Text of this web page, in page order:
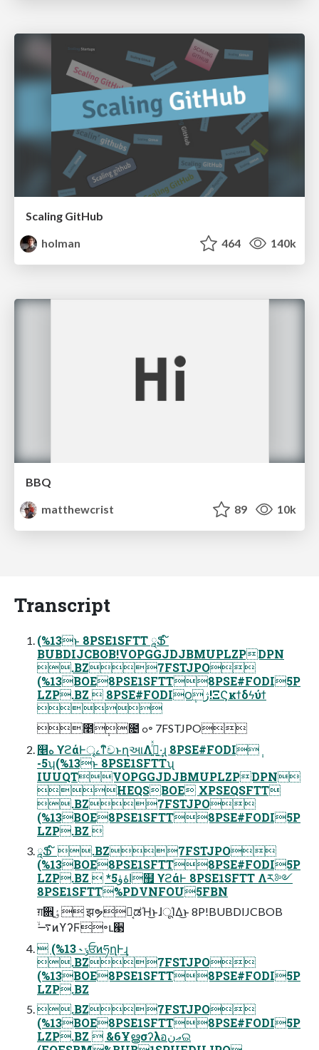
Scaling GitHub
holman
464 140k
BBQ
matthewcrist
89 10k
Transcript
(%13ͱ 8PSE1SFTT ཱՖ ໌
BUBDIJCBOB!VOPGGJDJBMUPLZPDPN
.BZ7FSTJPO
(%13BOE8PSE1SFTT8PSE#FODI5P
LZP.BZ  8PSE#FODI౦ژ݄!ΞϚκϯδϟύϯ

೥݄೔ ߋ৽ 7FSTJPO
௥ه ϒϩάͰৄࡉͳิචͱղઆΛߦ͍ͬͯ·͢ɻ 8PSE#FODI݄
-5ʮ(%13ͱ 8PSE1SFTTʯ
IUUQTVOPGGJDJBMUPLZPDPN
HEQSBOE XPSEQSFTT
.BZ7FSTJPO
(%13BOE8PSE1SFTT8PSE#FODI5P
LZP.BZ 
ཱՖ ໌ .BZ7FSTJPO
(%13BOE8PSE1SFTT8PSE#FODI5P
LZP.BZ  *5اۀۈ຿ ϒϩάͰ 8PSE1SFTT Λར༻
8PSE1SFTT%PDVNFOU5FBN
ग़਎ٶ࡚ झຯԿ͔ಡΉ͜ͱɺूΊΔ͜ͱ 8P!BUBDIJCBOB
࠷ۙͷϒʔϜ৽ւ੣
 (%13 ˞ ݸਓͷཧղͰ͢ɻ
.BZ7FSTJPO
(%13BOE8PSE1SFTT8PSE#FODI5P
LZP.BZ
.BZ7FSTJPO
(%13BOE8PSE1SFTT8PSE#FODI5P
LZP.BZ  &6Ұൠσʔλอޢنଇ